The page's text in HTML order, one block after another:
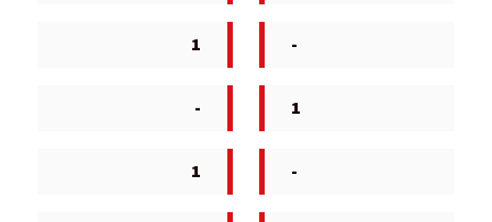
1 -
- 1
1 -